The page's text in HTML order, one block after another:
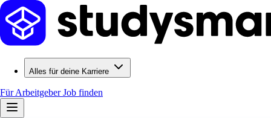
Alles für deine Karriere
Für ArbeitgeberJob finden